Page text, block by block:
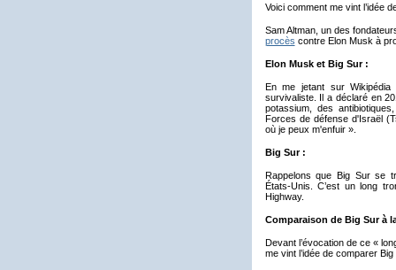
Voici comment me vint l’idée
Sam Altman, un des
procès contre Elon Musk à
Elon Musk et Big Sur :
En me jetant sur Wikipédia
survivaliste. Il a déclaré en
potassium, des
Forces de défense d'Israël
où je peux m'enfuir ».
Big Sur :
Rappelons que Big Sur se
États‑Unis. C’est un long
Highway.
Comparaison de Big Sur à
Devant l’évocation de ce «
me vint l’idée de comparer